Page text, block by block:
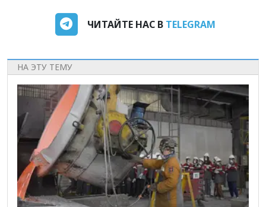
ЧИТАЙТЕ НАС В TELEGRAM
НА ЭТУ ТЕМУ